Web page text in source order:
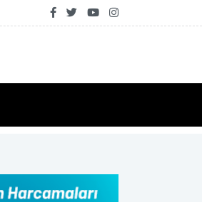
Arıkan: Çiftçini alın teri, makyajlanmış